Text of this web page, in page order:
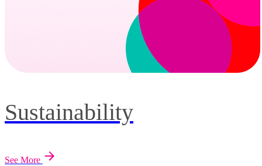
Sustainability
See More